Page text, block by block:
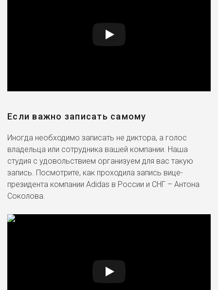
Если важно записать самому
Иногда необходимо записать не диктора, а голос
владельца или сотрудника вашей компании. Наша
студия с удовольствием организуем для вас такую
запись. Посмотрите, как проходила запись вице-
президента компании Adidas в России и СНГ – Антона
Соколова.